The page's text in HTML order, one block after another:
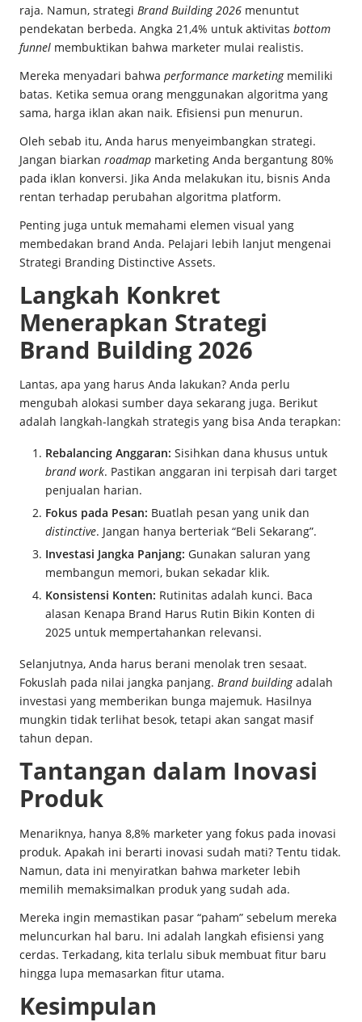
raja. Namun, strategi Brand Building 2026 menuntut
pendekatan berbeda. Angka 21,4% untuk aktivitas bottom
funnel membuktikan bahwa marketer mulai realistis.
Mereka menyadari bahwa performance marketingmemiliki
batas. Ketika semua orang menggunakan algoritma yang
sama, harga iklan akan naik. Efisiensi pun menurun.
Oleh sebab itu, Anda harus menyeimbangkan strategi.
Jangan biarkan roadmap marketing Anda bergantung 80%
pada iklan konversi. Jika Anda melakukan itu, bisnis Anda
rentan terhadap perubahan algoritma platform.
Penting juga untuk memahami elemen visual yang
membedakan brand Anda. Pelajari lebih lanjut mengenai
Strategi Branding Distinctive Assets.
Langkah Konkret
Menerapkan Strategi
Brand Building 2026
Lantas, apa yang harus Anda lakukan? Anda perlu
mengubah alokasi sumber daya sekarang juga. Berikut
adalah langkah-langkah strategis yang bisa Anda terapkan:
Rebalancing Anggaran: Sisihkan dana khusus untuk
brand work. Pastikan anggaran ini terpisah dari target
penjualan harian.
Fokus pada Pesan: Buatlah pesan yang unik dan
distinctive. Jangan hanya berteriak “Beli Sekarang”.
Investasi Jangka Panjang: Gunakan saluran yang
membangun memori, bukan sekadar klik.
Konsistensi Konten: Rutinitas adalah kunci. Baca
alasan Kenapa Brand Harus Rutin Bikin Konten di
2025 untuk mempertahankan relevansi.
Selanjutnya, Anda harus berani menolak tren sesaat.
Fokuslah pada nilai jangka panjang. Brand buildingadalah
investasi yang memberikan bunga majemuk. Hasilnya
mungkin tidak terlihat besok, tetapi akan sangat masif
tahun depan.
Tantangan dalam Inovasi
Produk
Menariknya, hanya 8,8% marketer yang fokus pada inovasi
produk. Apakah ini berarti inovasi sudah mati? Tentu tidak.
Namun, data ini menyiratkan bahwa marketer lebih
memilih memaksimalkan produk yang sudah ada.
Mereka ingin memastikan pasar “paham” sebelum mereka
meluncurkan hal baru. Ini adalah langkah efisiensi yang
cerdas. Terkadang, kita terlalu sibuk membuat fitur baru
hingga lupa memasarkan fitur utama.
Kesimpulan